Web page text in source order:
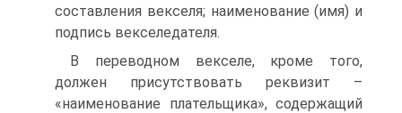
составления векселя; наименование (имя) и
подпись векселедателя.
В переводном векселе, кроме того,
должен присутствовать реквизит –
«наименование плательщика», содержащий